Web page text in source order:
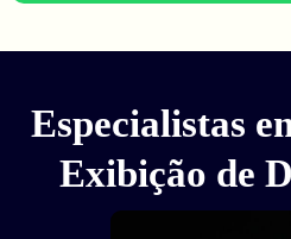
Especialistas
Exibição de